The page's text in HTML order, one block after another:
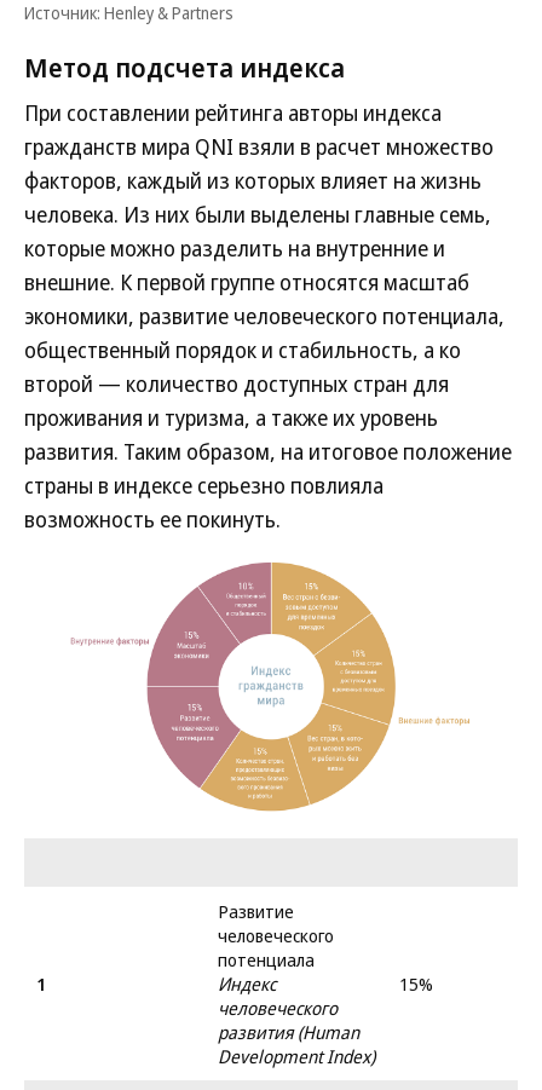
Источник: Henley & Partners
Метод подсчета индекса
При составлении рейтинга авторы индекса
гражданств мира QNI взяли в расчет множество
факторов, каждый из которых влияет на жизнь
человека. Из них были выделены главные семь,
которые можно разделить на внутренние и
внешние. К первой группе относятся масштаб
экономики, развитие человеческого потенциала,
общественный порядок и стабильность, а ко
второй — количество доступных стран для
проживания и туризма, а также их уровень
развития. Таким образом, на итоговое положение
страны в индексе серьезно повлияла
возможность ее покинуть.
1
Развитие
человеческого
потенциала
Индекс
человеческого
развития (Human
Development Index)
15%